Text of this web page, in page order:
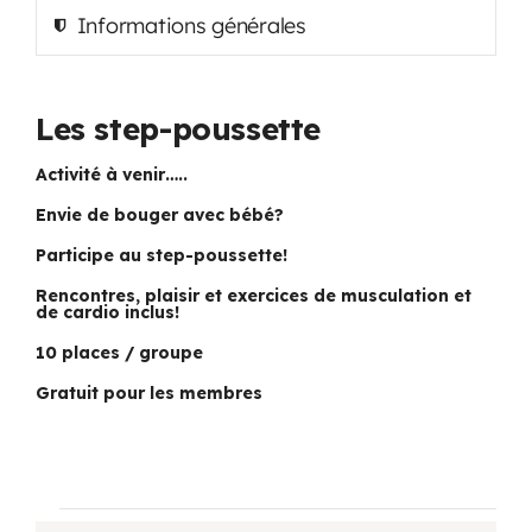
Programmation
Mon Compte
Informations générales
Les step-poussette
Activité à venir…..
Envie de bouger avec bébé?
Participe au step-poussette!
Rencontres, plaisir et exercices de musculation et
de cardio inclus!
10 places / groupe
Gratuit pour les membres